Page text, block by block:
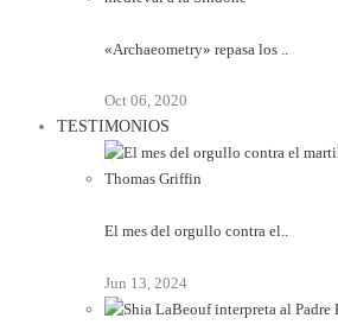
«Archaeometry» repasa los ..
Oct 06, 2020
TESTIMONIOS
El mes del orgullo contra el..
Jun 13, 2024